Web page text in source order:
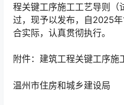
程关键工序施工工艺导则（
过，现予以发布，自2025
合实际，认真贯彻执行。
附件：建筑工程关键工序
温州市住房和城乡建设局